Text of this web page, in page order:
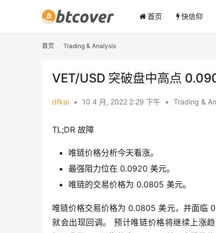
首页 快信仰
首页 Trading & Analysis
VET/USD 突破盘中高点
dfkai • 10 4 月, 2022 2:29 下午 • Trading &
TL;DR 故障
唯链价格分析今天看涨。
最强阻力位在 0.0920 美元。
唯链的交易价格为 0.0805 美元。
唯链价格交易价格为 0.0805 美元，并面临
就会出现回调。 预计唯链价格将继续上涨